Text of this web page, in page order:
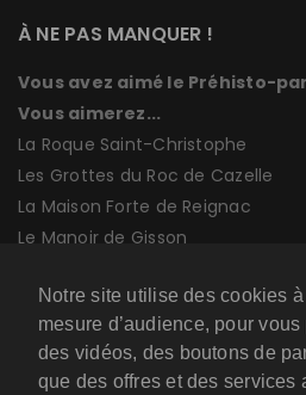
Notre site utilise des cookies
mesure d’audience, pour
des vidéos, des boutons de
que des offres et des services
À NE PAS MANQUER !
Vous avez aimé le Préhisto-
Vous aimerez...
La Roque Saint-Christophe
Les Grottes du Roc de Cazelle
La Maison Forte de Reignac
Le Manoir de Gisson
La Grotte des Carbonnières
Le Fort de la Roque-Gageac
Le Donjon et Manoir de la Salle